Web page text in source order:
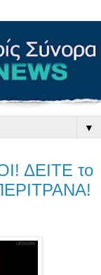
▼
ΔΕΙΤΕ το
ΠΕΡΙΤΡΑΝΑ!